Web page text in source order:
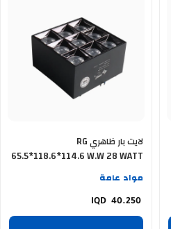
لايت بار ظاهري RG
65.5*118.6*114.6 W.W 28 WATT
LB28/2
مواد عامة
40.250